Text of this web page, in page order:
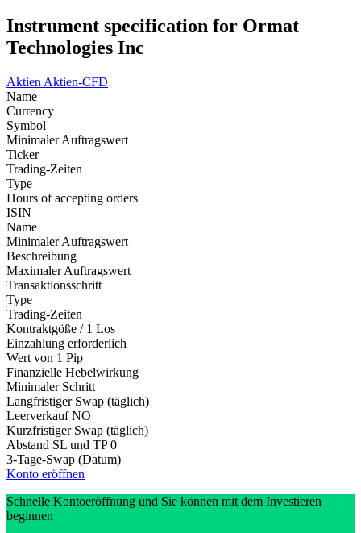
Instrument specification for Ormat
Technologies Inc
Aktien Aktien-CFD
Name
Currency
Symbol
Minimaler Auftragswert
Ticker
Trading-Zeiten
Type
Hours of accepting orders
ISIN
Name
Minimaler Auftragswert
Beschreibung
Maximaler Auftragswert
Transaktionsschritt
Type
Trading-Zeiten
Kontraktgöße / 1 Los
Einzahlung erforderlich
Wert von 1 Pip
Finanzielle Hebelwirkung
Minimaler Schritt
Langfristiger Swap (täglich)
Leerverkauf NO
Kurzfristiger Swap (täglich)
Abstand SL und TP 0
3-Tage-Swap (Datum)
Konto eröffnen
Schnelle Kontoeröffnung und Sie können mit dem Investieren
beginnen